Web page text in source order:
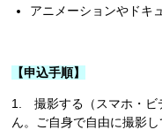
アニメーションやドキ
【申込手順】
1. 撮影する（スマホ・ビ
ん。ご自身で自由に撮影し